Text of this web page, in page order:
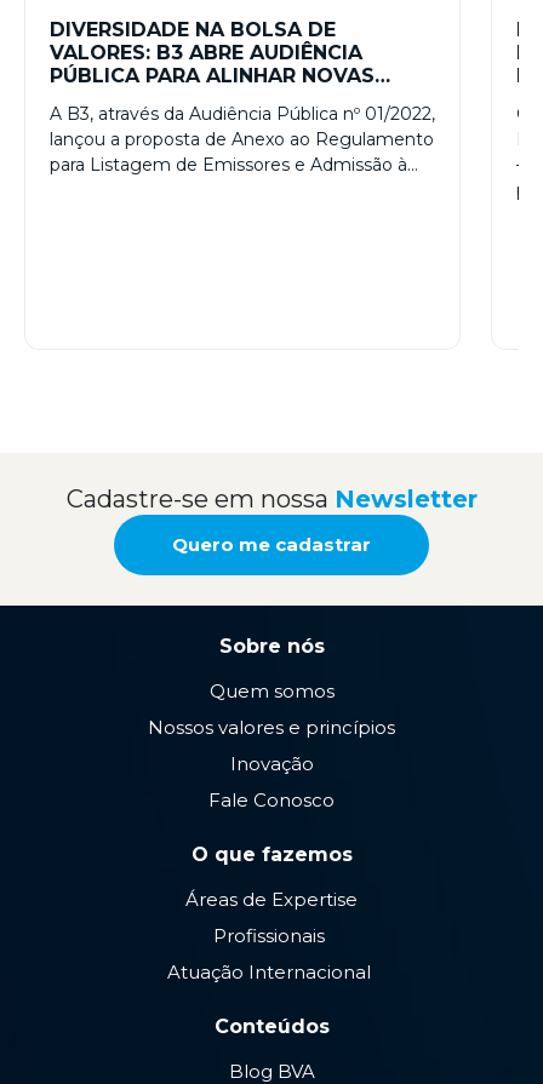
DIVERSIDADE NA BOLSA DE
VALORES: B3 ABRE AUDIÊNCIA
PÚBLICA PARA ALINHAR NOVAS
INCLUSÃO
A B3, através da Audiência Pública nº 01/2022,
lançou a proposta de Anexo ao Regulamento
para Listagem de Emissores e Admissão à…
O
–
Cadastre-se em nossa Newsletter
Quero me cadastrar
Sobre nós
Quem somos
Nossos valores e princípios
Inovação
Fale Conosco
O que fazemos
Áreas de Expertise
Profissionais
Atuação Internacional
Conteúdos
Blog BVA